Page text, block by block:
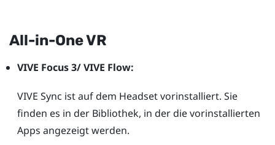
All-in-One VR
VIVE Focus 3/VIVE Flow:
VIVE Sync ist auf dem Headset vorinstalliert. Sie
finden es in der Bibliothek, in der die vorinstallierten
Apps angezeigt werden.